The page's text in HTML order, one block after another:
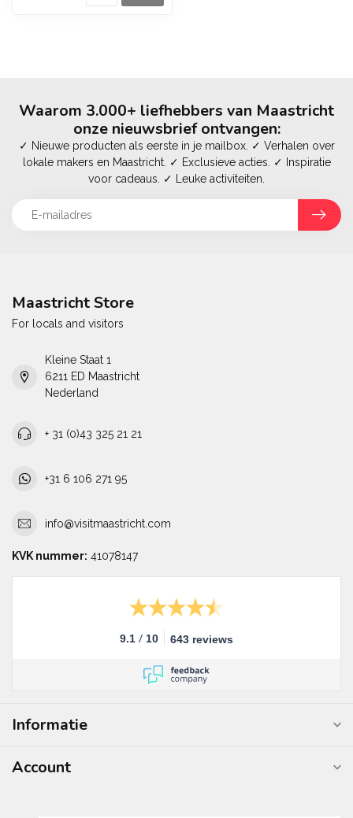
Waarom 3.000+ liefhebbers van Maastricht
onze nieuwsbrief ontvangen:
✓ Nieuwe producten als eerste in je mailbox. ✓ Verhalen over
lokale makers en Maastricht. ✓ Exclusieve acties. ✓ Inspiratie
voor cadeaus. ✓ Leuke activiteiten.
Maastricht Store
For locals and visitors
Kleine Staat 1
6211 ED Maastricht
Nederland
+ 31 (0)43 325 21 21
+31 6 106 271 95
info@visitmaastricht.com
KVK nummer: 41078147
9.1 / 10 643 reviews
Informatie
Account